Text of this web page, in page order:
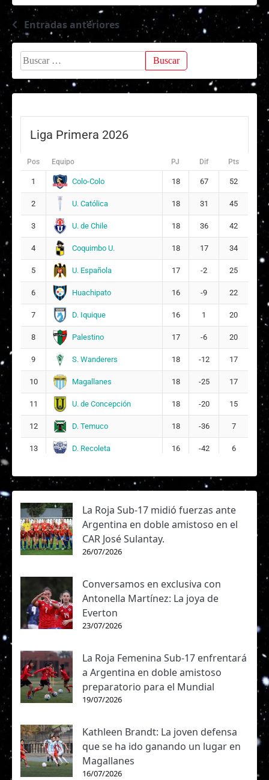
Navegación
de
entradas
Entradas anteriores
Buscar:
Liga Primera 2026
Pos Equipo PJ Dif Pts
1 Colo-Colo 18 67 52
2 U. Católica 18 31 45
3 U. de Chile 18 36 42
4 Coquimbo U. 18 17 34
5 U. Española 17 -2 25
6 Huachipato 16 -9 22
7 D. Iquique 16 1 20
8 Palestino 17 -6 20
9 S. Wanderers 18 -12 17
10 Magallanes 18 -25 17
11 U. de Concepción 18 -20 15
12 D. Temuco 18 -36 7
13 D. Recoleta 16 -42 6
La Roja Sub-17 midió fuerzas ante
Argentina en doble amistoso en el
CAR José Sulantay.
26/07/2026
Conversamos en exclusiva con
Antonella Martínez: La joya de
Everton
23/07/2026
La Roja Femenina Sub-17 enfrentará
a Argentina en doble amistoso
preparatorio para el Mundial
19/07/2026
Kathleen Brandt: La joven defensa
que se ha ido ganando un lugar en
Magallanes
16/07/2026